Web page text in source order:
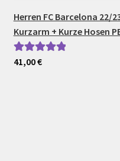
Herren FC Barcelona
Kurzarm + Kurze Hosen
Bewertet mit
41,00€